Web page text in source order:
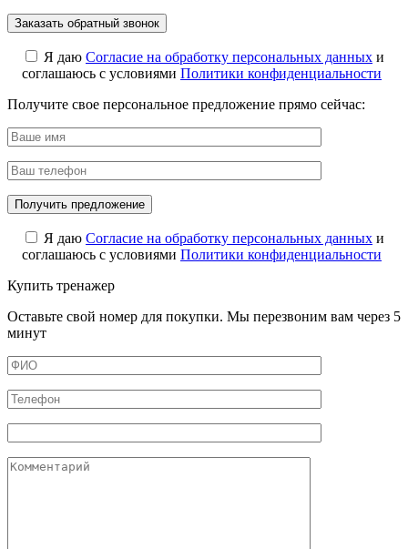
Я даю Cогласие на обработку персональных данных и
соглашаюсь с условиями Политики конфиденциальности
Получите свое персональное предложение прямо сейчас:
Я даю Cогласие на обработку персональных данных и
соглашаюсь с условиями Политики конфиденциальности
Купить тренажер
Оставьте свой номер для покупки. Мы перезвоним вам через 5
минут